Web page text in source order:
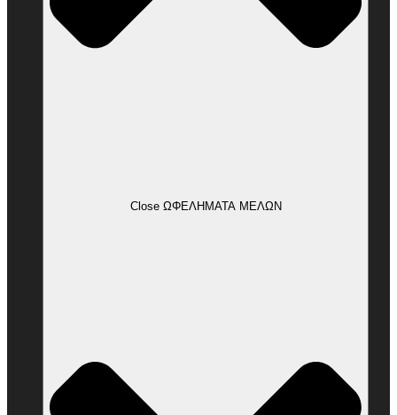
Close ΩΦΕΛΗΜΑΤΑ ΜΕΛΩΝ